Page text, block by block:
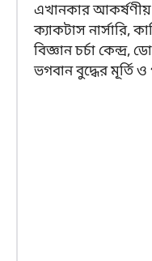
এখানকার আকর্ষণীয়
ক্যাকটাস নার্সারি,
বিজ্ঞান চর্চা কেন্দ্র,
ভগবান বুদ্ধের মূর্তি ও